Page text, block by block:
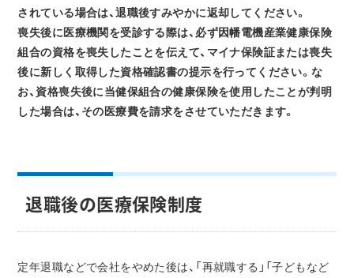
されている場合は、退職後すみやかに返却してください。
喪失後に医療機関を受診する際は、必ず因幡電機産業健康保険
組合の資格を喪失したことを伝えて、マイナ保険証または喪失
後に新しく取得した資格確認書の提示を行ってください。な
お、資格喪失後に当健保組合の健康保険を使用したことが判明
した場合は、その医療費を請求をさせていただきます。
退職後の医療保険制度
定年退職などで会社をやめた後は、「再就職する」「子どもなど